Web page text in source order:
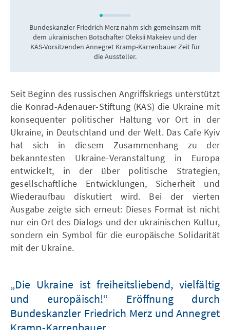
Bundeskanzler Friedrich Merz nahm sich gemeinsam mit
dem ukrainischen Botschafter Oleksii Makeiev und der
KAS-Vorsitzenden Annegret Kramp-Karrenbauer Zeit für
die Aussteller.
Seit Beginn des russischen Angriffskriegs unterstützt
die Konrad-Adenauer-Stiftung (KAS) die Ukraine mit
konsequenter politischer Haltung vor Ort in der
Ukraine, in Deutschland und der Welt. Das Cafe Kyiv
hat sich in diesem Zusammenhang zu der
bekanntesten Ukraine-Veranstaltung in Europa
entwickelt, in der über politische Strategien,
gesellschaftliche Entwicklungen, Sicherheit und
Wiederaufbau diskutiert wird. Bei der vierten
Ausgabe zeigte sich erneut: Dieses Format ist nicht
nur ein Ort des Dialogs und der ukrainischen Kultur,
sondern ein Symbol für die europäische Solidarität
mit der Ukraine.
„Die Ukraine ist freiheitsliebend, vielfältig
und europäisch!“ Eröffnung durch
Bundeskanzler Friedrich Merz und Annegret